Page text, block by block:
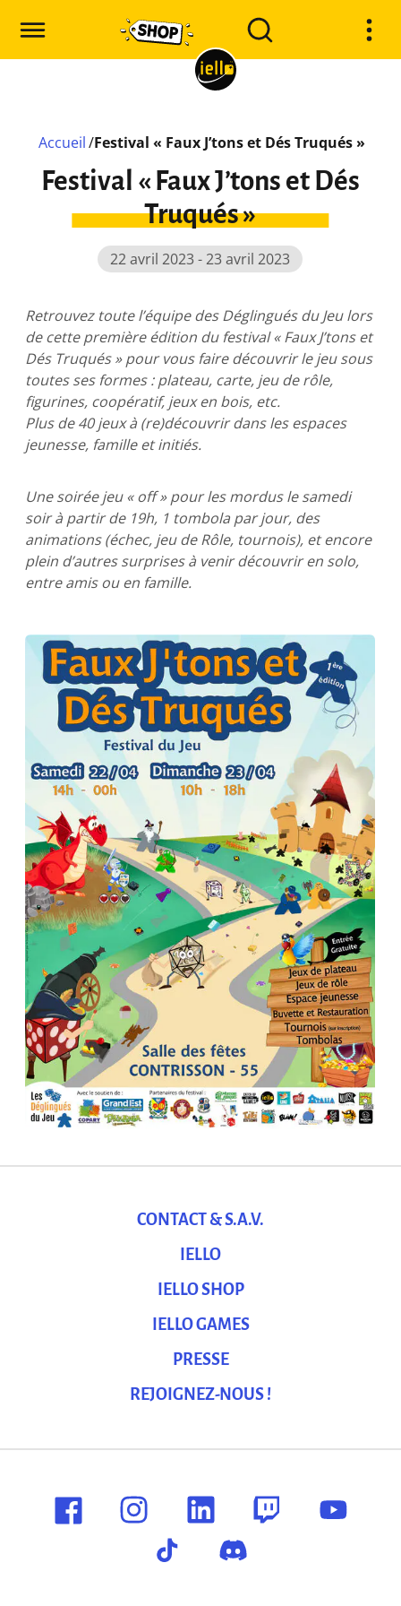
Accueil /Festival « Faux J’tons et Dés Truqués »
Festival « Faux J’tons et Dés
Truqués »
22 avril 2023 - 23 avril 2023
Retrouvez toute l’équipe des Déglingués du Jeu lors
de cette première édition du festival « Faux J’tons et
Dés Truqués » pour vous faire découvrir le jeu sous
toutes ses formes : plateau, carte, jeu de rôle,
figurines, coopératif, jeux en bois, etc.
Plus de 40 jeux à (re)découvrir dans les espaces
jeunesse, famille et initiés.
Une soirée jeu « off » pour les mordus le samedi
soir à partir de 19h, 1 tombola par jour, des
animations (échec, jeu de Rôle, tournois), et encore
plein d’autres surprises à venir découvrir en solo,
entre amis ou en famille.
CONTACT & S.A.V.
IELLO
IELLO SHOP
IELLO GAMES
PRESSE
REJOIGNEZ-NOUS !